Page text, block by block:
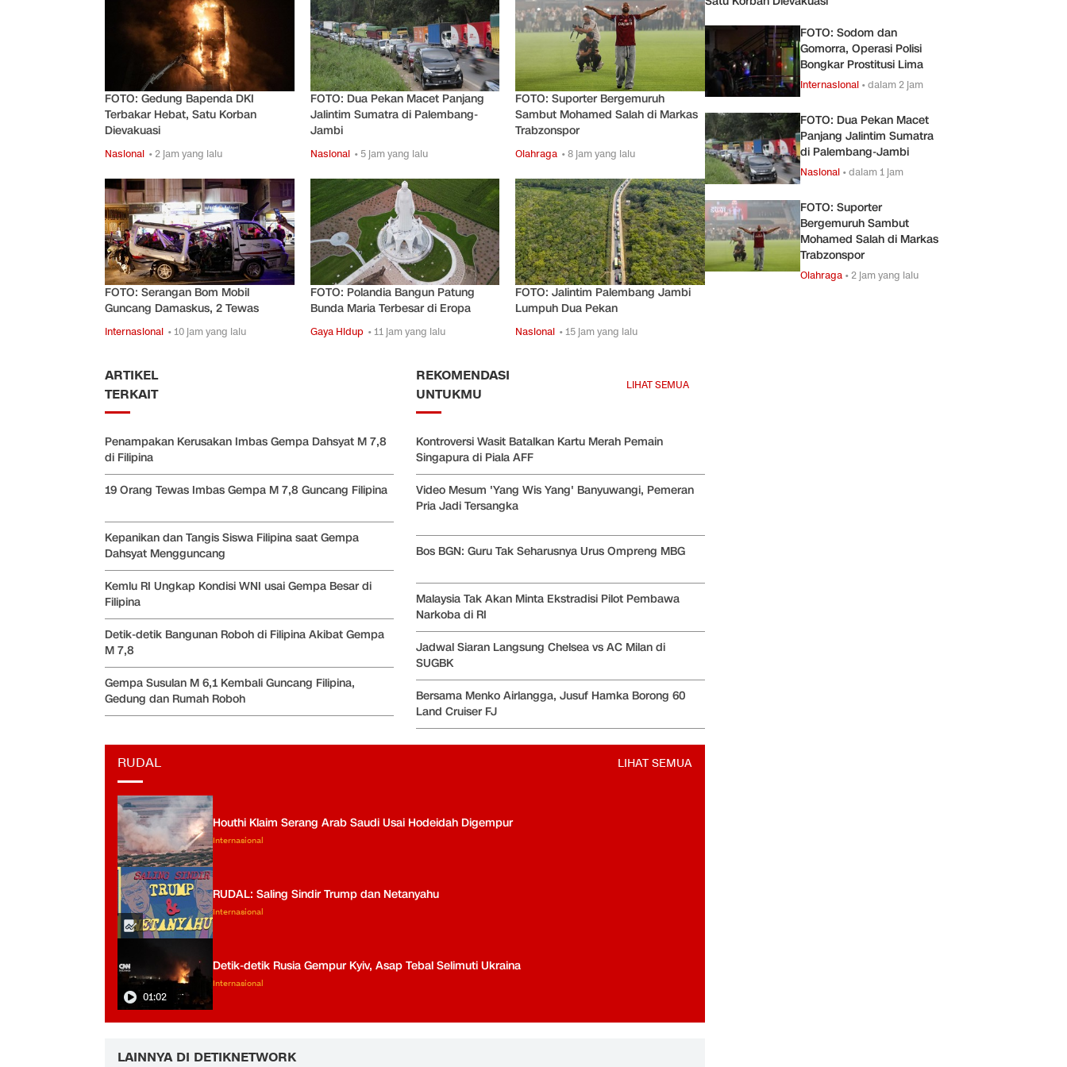
FOTO: Gedung Bapenda DKI
Terbakar Hebat, Satu Korban
Dievakuasi
Nasional • 2 jam yang lalu
FOTO: Dua Pekan Macet Panjang
Jalintim Sumatra di Palembang-
Jambi
Nasional • 5 jam yang lalu
FOTO: Suporter Bergemuruh
Sambut Mohamed Salah di Markas
Trabzonspor
Olahraga • 8 jam yang lalu
FOTO: Serangan Bom Mobil
Guncang Damaskus, 2 Tewas
Internasional • 10 jam yang lalu
FOTO: Polandia Bangun Patung
Bunda Maria Terbesar di Eropa
Gaya Hidup • 11 jam yang lalu
FOTO: Jalintim Palembang Jambi
Lumpuh Dua Pekan
Nasional • 15 jam yang lalu
ARTIKEL
TERKAIT
Penampakan Kerusakan Imbas Gempa Dahsyat M 7,8
di Filipina
19 Orang Tewas Imbas Gempa M 7,8 Guncang Filipina
Kepanikan dan Tangis Siswa Filipina saat Gempa
Dahsyat Mengguncang
Kemlu RI Ungkap Kondisi WNI usai Gempa Besar di
Filipina
Detik-detik Bangunan Roboh di Filipina Akibat Gempa
M 7,8
Gempa Susulan M 6,1 Kembali Guncang Filipina,
Gedung dan Rumah Roboh
REKOMENDASI
UNTUKMU
LIHAT SEMUA
Kontroversi Wasit Batalkan Kartu Merah Pemain
Singapura di Piala AFF
Video Mesum 'Yang Wis Yang' Banyuwangi, Pemeran
Pria Jadi Tersangka
Bos BGN: Guru Tak Seharusnya Urus Ompreng MBG
Malaysia Tak Akan Minta Ekstradisi Pilot Pembawa
Narkoba di RI
Jadwal Siaran Langsung Chelsea vs AC Milan di
SUGBK
Bersama Menko Airlangga, Jusuf Hamka Borong 60
Land Cruiser FJ
RUDAL LIHAT SEMUA
Houthi Klaim Serang Arab Saudi Usai Hodeidah Digempur
Internasional
RUDAL: Saling Sindir Trump dan Netanyahu
Internasional
01:02
Detik-detik Rusia Gempur Kyiv, Asap Tebal Selimuti Ukraina
Internasional
LAINNYA DI DETIKNETWORK
FOTO: Sodom dan
Gomorra, Operasi Polisi
Bongkar Prostitusi Lima
Internasional •dalam 2 jam
FOTO: Dua Pekan Macet
Panjang Jalintim Sumatra
di Palembang-Jambi
Nasional •dalam 1 jam
FOTO: Suporter
Bergemuruh Sambut
Mohamed Salah di Markas
Trabzonspor
Olahraga •2 jam yang lalu